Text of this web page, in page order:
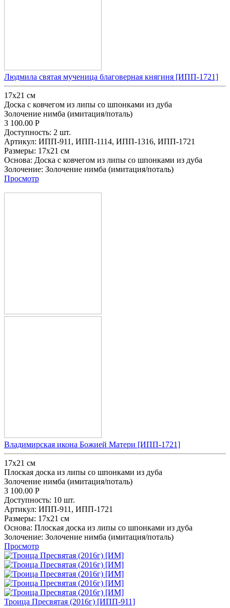
Людмила святая мученица благоверная княгиня [ИПП-1721]
17х21 см
Доска с ковчегом из липы со шпонками из дуба
Золочение нимба (имитация/поталь)
3 100.00 Р
Доступность: 2 шт.
Артикул: ИПП-911, ИПП-1114, ИПП-1316, ИПП-1721
Размеры: 17х21 см
Основа: Доска с ковчегом из липы со шпонками из дуба
Золочение: Золочение нимба (имитация/поталь)
Просмотр
Владимирская икона Божией Матери [ИПП-1721]
17х21 см
Плоская доска из липы со шпонками из дуба
Золочение нимба (имитация/поталь)
3 100.00 Р
Доступность: 10 шт.
Артикул: ИПП-911, ИПП-1721
Размеры: 17х21 см
Основа: Плоская доска из липы со шпонками из дуба
Золочение: Золочение нимба (имитация/поталь)
Просмотр
Троица Пресвятая (2016г) [ИПП-911]